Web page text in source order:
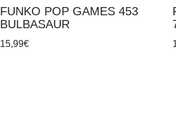
FUNKO POP GAMES 453
BULBASAUR
15,99€